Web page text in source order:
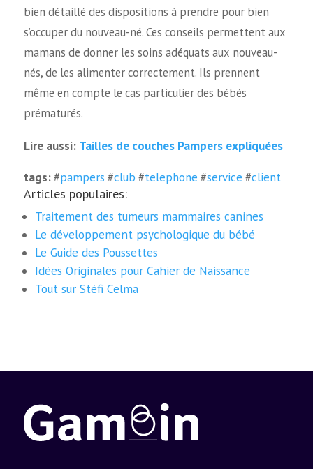
bien détaillé des dispositions à prendre pour bien
s’occuper du nouveau-né. Ces conseils permettent aux
mamans de donner les soins adéquats aux nouveau-
nés, de les alimenter correctement. Ils prennent
même en compte le cas particulier des bébés
prématurés.
Lire aussi: Tailles de couches Pampers expliquées
tags:#pampers #club #telephone #service #client
Articles populaires:
Traitement des tumeurs mammaires canines
Le développement psychologique du bébé
Le Guide des Poussettes
Idées Originales pour Cahier de Naissance
Tout sur Stéfi Celma